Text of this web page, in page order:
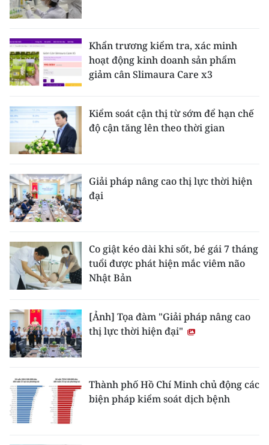
Khẩn trương kiểm tra, xác minh
hoạt động kinh doanh sản phẩm
giảm cân Slimaura Care x3
Kiểm soát cận thị từ sớm để hạn chế
độ cận tăng lên theo thời gian
Giải pháp nâng cao thị lực thời hiện
đại
Co giật kéo dài khi sốt, bé gái 7 tháng
tuổi được phát hiện mắc viêm não
Nhật Bản
[Ảnh] Tọa đàm "Giải pháp nâng cao
thị lực thời hiện đại"
Thành phố Hồ Chí Minh chủ động các
biện pháp kiểm soát dịch bệnh